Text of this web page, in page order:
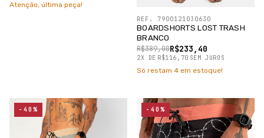
Atenção, última peça!
BOARDSHORTS LOST TRASH
BRANCO
R$233,40
R$389,00
2X DE R$116,70 SEM JUROS
REF. 7900121030630
Só restam 4 em estoque!
-40% -40%